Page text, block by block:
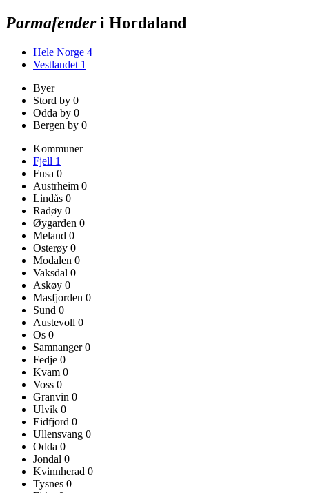
Parmafenderi Hordaland
Hele Norge 4
Vestlandet 1
Byer
Stord by 0
Odda by 0
Bergen by 0
Kommuner
Fjell 1
Fusa 0
Austrheim 0
Lindås 0
Radøy 0
Øygarden 0
Meland 0
Osterøy 0
Modalen 0
Vaksdal 0
Askøy 0
Masfjorden 0
Sund 0
Austevoll 0
Os 0
Samnanger0
Fedje 0
Kvam 0
Voss 0
Granvin 0
Ulvik 0
Eidfjord 0
Ullensvang 0
Odda 0
Jondal 0
Kvinnherad 0
Tysnes 0